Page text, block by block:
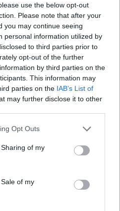
use the below opt-out
Please note that after your
you may continue seeing
personal information utilized by
to third parties prior to
opt-out of the further
by third parties on the
This information may
parties on the IAB’s List of
may further disclose it to other
Opt Outs
of my
of my
για το
από την 31η
11:59...